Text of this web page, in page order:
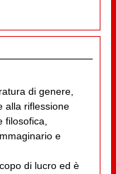
di genere,
alla riflessione
filosofica,
e
di lucro ed è